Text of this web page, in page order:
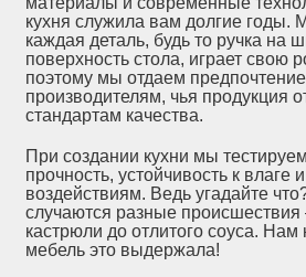
кухня служила вам долгие годы.
каждая деталь, будь то ручка на
поверхность стола, играет свою
поэтому мы отдаем
производителям, чья продукция
стандартам качества.
При создании кухни мы
прочность, устойчивость к влаге
воздействиям. Ведь угадайте
случаются разные происшествия
кастрюли до отлитого соуса.
мебель это выдержала!